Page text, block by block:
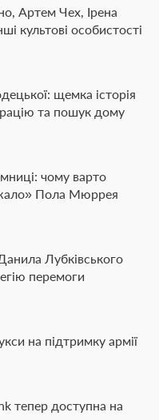
Артем Чех, Ірена
культові особистості
щемка історія
та пошук дому
чому варто
Пола Мюррея
Лубківського
перемоги
на підтримку армії
тепер доступна на